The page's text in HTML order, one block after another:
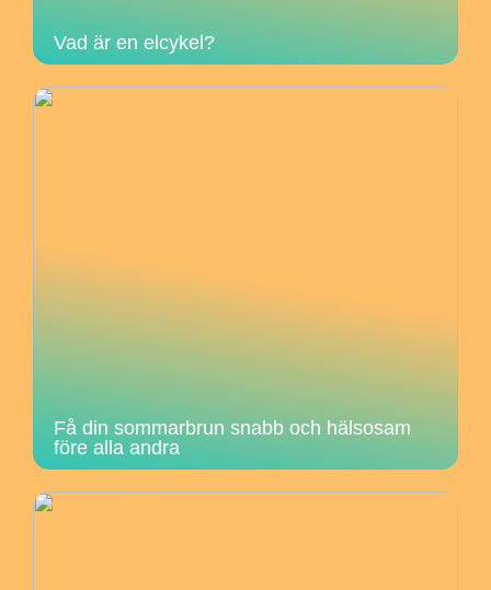
Vad är en elcykel?
Få din sommarbrun snabb och hälsosam
före alla andra